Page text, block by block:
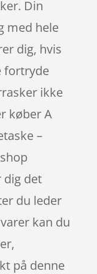
Din
med hele
dig, hvis
fortryde
ikke
køber A
–
dig det
du leder
kan du
på denne